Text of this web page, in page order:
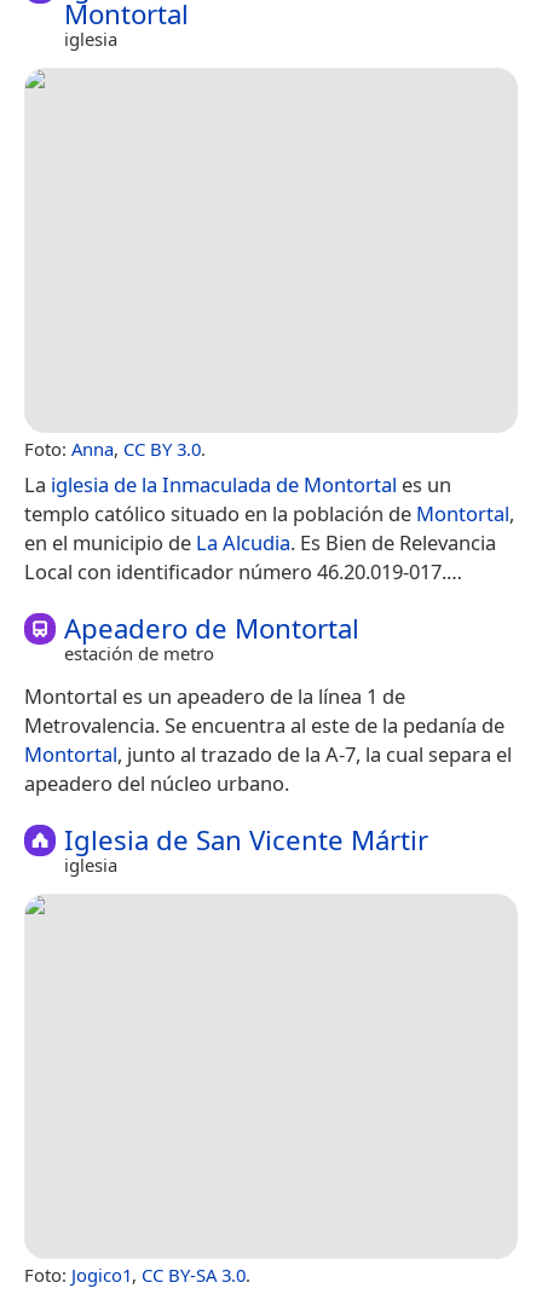
Montortal
iglesia
Foto: Anna, CC BY 3.0.
La iglesia de la Inmaculada de Montortal es un
templo católico situado en la población de Montortal,
en el municipio de La Alcudia. Es Bien de Relevancia
Local con identificador número 46.20.019-017.​​…
Apeadero de Montortal
estación de metro
Montortal es un apeadero de la línea 1 de
Metrovalencia. Se encuentra al este de la pedanía de
Montortal, junto al trazado de la A-7, la cual separa el
apeadero del núcleo urbano.
Iglesia de San Vicente Mártir
iglesia
Foto: Jogico1, CC BY-SA 3.0.